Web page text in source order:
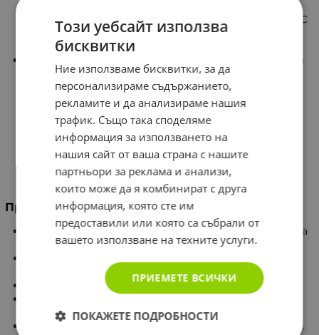
осигурява оптимално количество чист Витамин C
в биоактивната му и добре усвоима форма – L-
аскорбинова киселина.
Приемът на Витамин C на ZeinPharma® подпомага
нормалната функция на имунната система и
предоставя антиоксидантна защита на
клетките. Осигурява подкрепа в периоди на
повишена нужда от Витамин C, допринася за
нормалния енергиен метаболизъм и намаляване на
умората. Подпомага синтеза на колаген,
правилното усвояване на желязото,
функционирането на нервната система и
нормалната мозъчна дейност.
Предимства на Витамин C на ZeinPharma®
Съдържа Витамин C в биоактивна и добре усвоима
форма – L-аскорбинова киселина.
капсула дневно.
Висока бионаличност и отлична поносимост.
система.
Осигурява антиоксидантна защита на клетките.
Този уебсайт използва
бисквитки
Ние използваме бисквитки, за да
персонализираме съдържанието,
рекламите и да анализираме нашия
трафик. Също така споделяме
информация за използването на
нашия сайт от ваша страна с нашите
партньори за реклама и анализи,
които може да я комбинират с друга
информация, която сте им
предоставили или която са събрали от
вашето използване на техните услуги.
ПРИЕМЕТЕ ВСИЧКИ
ПОКАЖЕТЕ ПОДРОБНОСТИ